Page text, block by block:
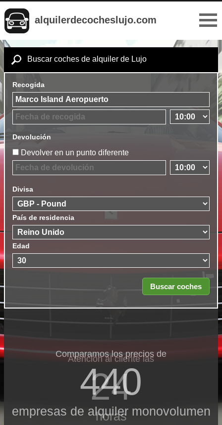
alquilerdecocheslujo.com
Buscar coches de alquiler de Lujo
Recogida
Devolución
Devolver en un punto diferente
Divisa
País de residencia
Edad
Comparamos los precios de
440
empresas de alquiler monovolumen
Atención al cliente las
24
horas